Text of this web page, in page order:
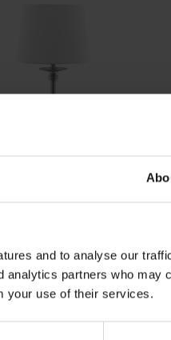
and to analyse our
analytics partners who may
your use of their services.
58cm bordlampe